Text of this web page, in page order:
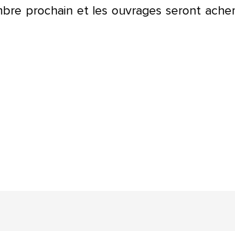
prochain et les ouvrages seront